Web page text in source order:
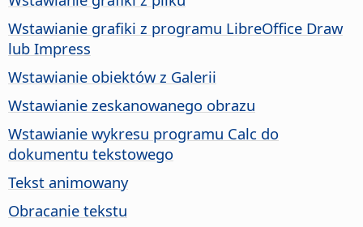
Wstawianie grafiki z programu LibreOffice Draw
lub Impress
Wstawianie obiektów z Galerii
Wstawianie zeskanowanego obrazu
Wstawianie wykresu programu Calc do
dokumentu tekstowego
Tekst animowany
Obracanie tekstu